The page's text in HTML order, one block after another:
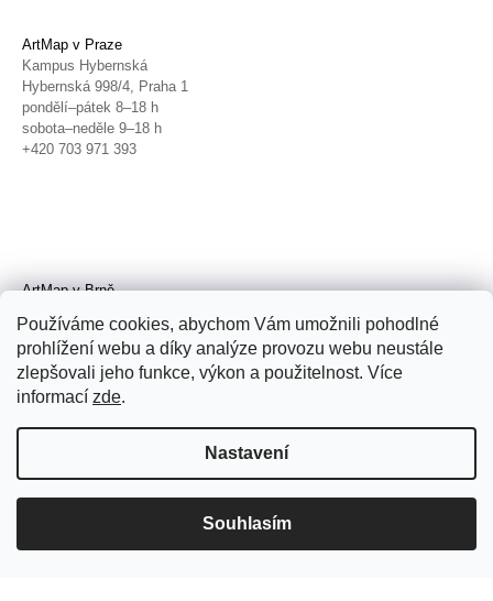
Používáme cookies, abychom Vám umožnili pohodlné
prohlížení webu a díky analýze provozu webu neustále
zlepšovali jeho funkce, výkon a použitelnost. Více
informací zde.
Nastavení
Souhlasím
ArtMap v Praze
Kampus Hybernská
Hybernská 998/4, Praha 1
pondělí–pátek 8–18 h
sobota–neděle 9–18 h
+420 703 971 393
ArtMap v Brně
Radnická 4, Brno
úterý–pátek 11–19 h
sobota 14–19 h
+420 702 152 298